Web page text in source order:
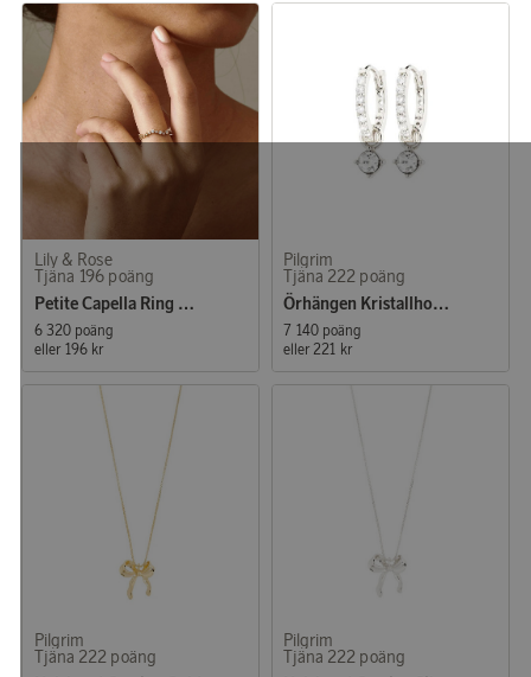
Lily & Rose
Tjäna 196 poäng
Petite Capella Ring Crystal (Gold)
6 320 poäng
eller 196 kr
Pilgrim
Tjäna 222 poäng
Örhängen Kristallhoops Joa Silver
7 140 poäng
eller 221 kr
Pilgrim
Tjäna 222 poäng
Pilgrim
Tjäna 222 poäng